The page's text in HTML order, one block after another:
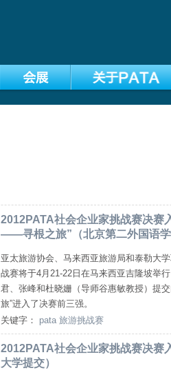
2012PATA社会企业家挑战赛决赛
——寻根之旅”（北京第二外国语
亚太旅游协会、马来西亚旅游局和泰勒大
战赛将于4月21-22日在马来西亚吉隆坡举
君、张峰和杜晓姗（导师谷惠敏教授）提
旅”进入了决赛前三强。
关键字： pata 旅游挑战赛
2012PATA社会企业家挑战赛决赛
大学提交）